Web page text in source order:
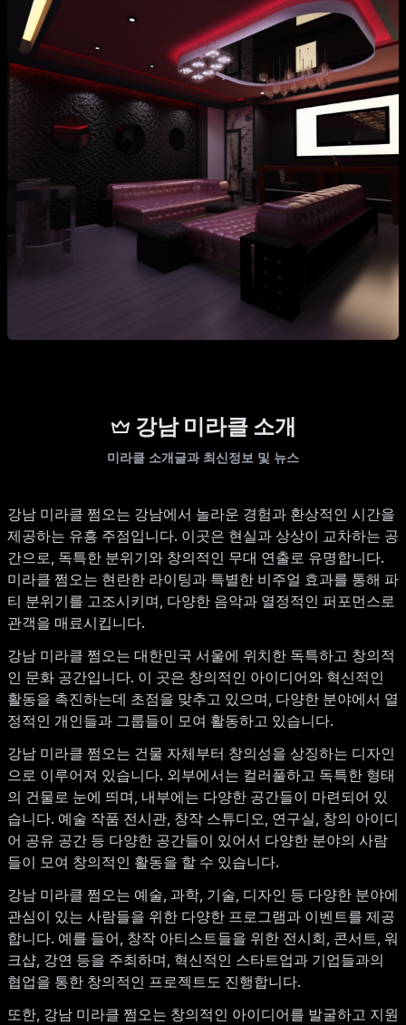
강남 미라클 소개
미라클 소개글과 최신정보 및 뉴스
강남 미라클 쩜오는 강남에서 놀라운 경험과 환상적인 시간을
제공하는 유흥 주점입니다. 이곳은 현실과 상상이 교차하는 공
간으로, 독특한 분위기와 창의적인 무대 연출로 유명합니다.
미라클 쩜오는 현란한 라이팅과 특별한 비주얼 효과를 통해 파
티 분위기를 고조시키며, 다양한 음악과 열정적인 퍼포먼스로
관객을 매료시킵니다.
강남 미라클 쩜오는 대한민국 서울에 위치한 독특하고 창의적
인 문화 공간입니다. 이 곳은 창의적인 아이디어와 혁신적인
활동을 촉진하는데 초점을 맞추고 있으며, 다양한 분야에서 열
정적인 개인들과 그룹들이 모여 활동하고 있습니다.
강남 미라클 쩜오는 건물 자체부터 창의성을 상징하는 디자인
으로 이루어져 있습니다. 외부에서는 컬러풀하고 독특한 형태
의 건물로 눈에 띄며, 내부에는 다양한 공간들이 마련되어 있
습니다. 예술 작품 전시관, 창작 스튜디오, 연구실, 창의 아이디
어 공유 공간 등 다양한 공간들이 있어서 다양한 분야의 사람
들이 모여 창의적인 활동을 할 수 있습니다.
강남 미라클 쩜오는 예술, 과학, 기술, 디자인 등 다양한 분야에
관심이 있는 사람들을 위한 다양한 프로그램과 이벤트를 제공
합니다. 예를 들어, 창작 아티스트들을 위한 전시회, 콘서트, 워
크샵, 강연 등을 주최하며, 혁신적인 스타트업과 기업들과의
협업을 통한 창의적인 프로젝트도 진행합니다.
또한, 강남 미라클 쩜오는 창의적인 아이디어를 발굴하고 지원